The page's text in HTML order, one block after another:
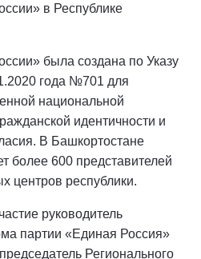
в Республике
была создана по Указу
года №701 для
национальной
идентичности и
В Башкортостане
более 600 представителей
центров республики.
руководитель
партии «Единая Россия»
Регионального